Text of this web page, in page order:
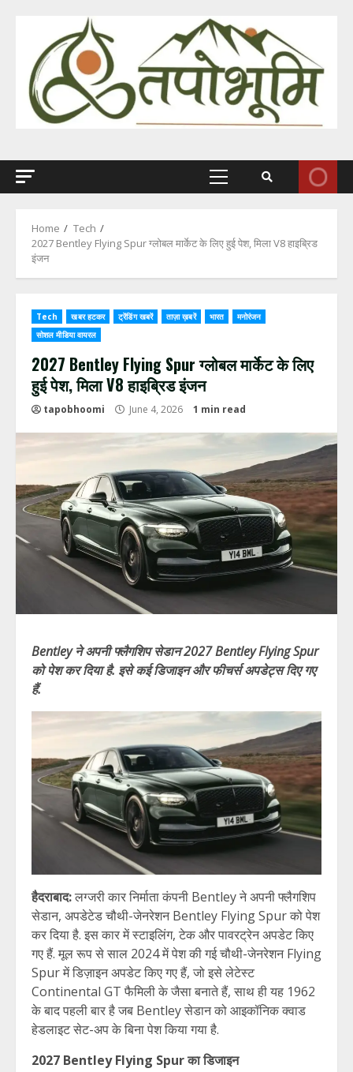
content
Primary
Home
Tech
2027 Bentley Flying Spur ग्लोबल मार्केट के लिए हुई पेश, मिला V8 हाइब्रिड
इंजन
Tech खबर हटकर ट्रेंडिंग खबरें ताज़ा ख़बरें भारत
मनोरंजन
सोशल मीडिया वायरल
2027 Bentley Flying Spur ग्लोबल मार्केट के लिए
हुई पेश, मिला V8 हाइब्रिड इंजन
tapobhoomi June 4, 2026 1 min read
Bentley ने अपनी फ्लैगशिप सेडान 2027 Bentley Flying Spur
को पेश कर दिया है. इसे कई डिजाइन और फीचर्स अपडेट्स दिए गए
हैं.
हैदराबाद:लग्जरी कार निर्माता कंपनी Bentley ने अपनी फ्लैगशिप
सेडान, अपडेटेड चौथी-जेनरेशन Bentley Flying Spur को पेश
कर दिया है. इस कार में स्टाइलिंग, टेक और पावरट्रेन अपडेट किए
गए हैं. मूल रूप से साल 2024 में पेश की गई चौथी-जेनरेशन Flying
Spur में डिज़ाइन अपडेट किए गए हैं, जो इसे लेटेस्ट
Continental GT फैमिली के जैसा बनाते हैं, साथ ही यह 1962
के बाद पहली बार है जब Bentley सेडान को आइकॉनिक क्वाड
हेडलाइट सेट-अप के बिना पेश किया गया है.
2027 Bentley Flying Spur का डिजाइन